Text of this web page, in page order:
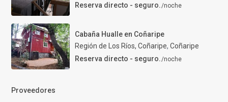
Reserva directo - seguro./noche
Cabaña Hualle en Coñaripe
Región de Los Ríos, Coñaripe, Coñaripe
Reserva directo - seguro./noche
Proveedores